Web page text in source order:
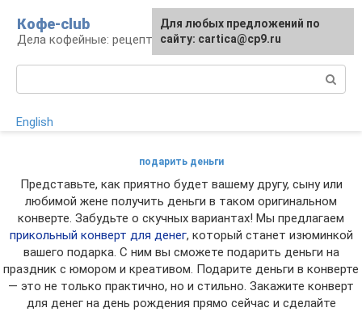
контенту
Кофе-club
Дела кофейные: рецепты и приготовление
English
подарить деньги
Представьте, как приятно будет вашему другу, сыну или
любимой жене получить деньги в таком оригинальном
конверте. Забудьте о скучных вариантах! Мы предлагаем
прикольный конверт для денег, который станет изюминкой
вашего подарка. С ним вы сможете подарить деньги на
праздник с юмором и креативом. Подарите деньги в конверте
— это не только практично, но и стильно. Закажите конверт
для денег на день рождения прямо сейчас и сделайте
Для любых предложений по
сайту: cartica@cp9.ru